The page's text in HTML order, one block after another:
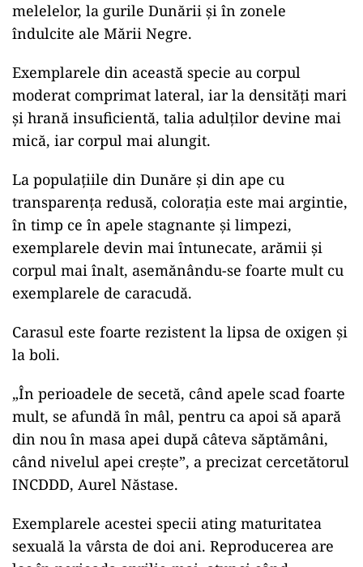
melelelor, la gurile Dunării şi în zonele
îndulcite ale Mării Negre.
Exemplarele din această specie au corpul
moderat comprimat lateral, iar la densităţi mari
şi hrană insuficientă, talia adulţilor devine mai
mică, iar corpul mai alungit.
La populaţiile din Dunăre şi din ape cu
transparenţa redusă, coloraţia este mai argintie,
în timp ce în apele stagnante şi limpezi,
exemplarele devin mai întunecate, arămii şi
corpul mai înalt, asemănându-se foarte mult cu
exemplarele de caracudă.
Carasul este foarte rezistent la lipsa de oxigen şi
la boli.
„În perioadele de secetă, când apele scad foarte
mult, se afundă în mâl, pentru ca apoi să apară
din nou în masa apei după câteva săptămâni,
când nivelul apei creşte”, a precizat cercetătorul
INCDDD, Aurel Năstase.
Exemplarele acestei specii ating maturitatea
sexuală la vârsta de doi ani. Reproducerea are